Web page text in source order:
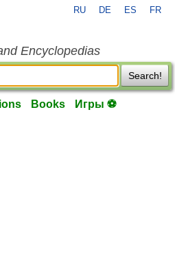
RU DE ES FR
Encyclopedias
Search!
Books Игры ⚽